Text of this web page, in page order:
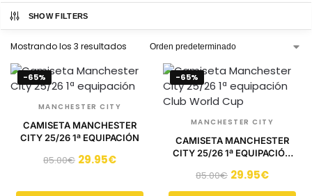
SHOW FILTERS
Mostrando los 3 resultados
-65%
MANCHESTER CITY
CAMISETA MANCHESTER
CITY 25/26 1ª EQUIPACIÓN
85.00€ 29.95€
-65%
MANCHESTER CITY
CAMISETA MANCHESTER
CITY 25/26 1ª EQUIPACIÓN
85.00€ 29.95€